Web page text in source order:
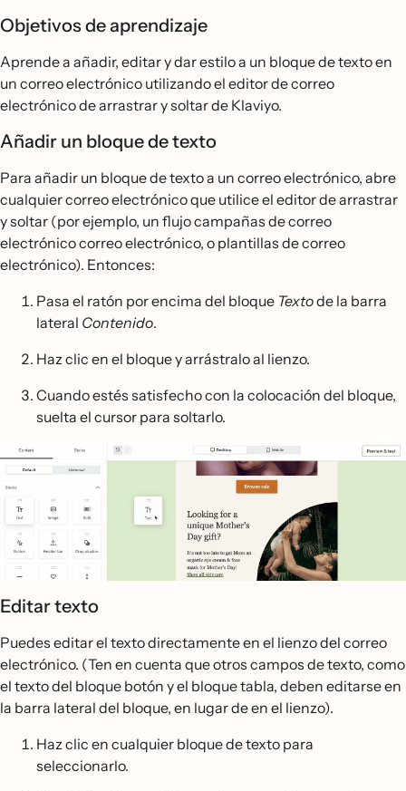
Objetivos de aprendizaje
Aprende a añadir, editar y dar estilo a un bloque de texto en
un correo electrónico utilizando el editor de correo
electrónico de arrastrar y soltar de Klaviyo.
Añadir un bloque de texto
Para añadir un bloque de texto a un correo electrónico, abre
cualquier correo electrónico que utilice el editor de arrastrar
y soltar (por ejemplo, un flujo campañas de correo
electrónico correo electrónico, o plantillas de correo
electrónico). Entonces:
Pasa el ratón por encima del bloque Textode la barra
lateral Contenido.
Haz clic en el bloque y arrástralo al lienzo.
Cuando estés satisfecho con la colocación del bloque,
suelta el cursor para soltarlo.
Editar texto
Puedes editar el texto directamente en el lienzo del correo
electrónico. (Ten en cuenta que otros campos de texto, como
el texto del bloque botón y el bloque tabla, deben editarse en
la barra lateral del bloque, en lugar de en el lienzo).
Haz clic en cualquier bloque de texto para
seleccionarlo.